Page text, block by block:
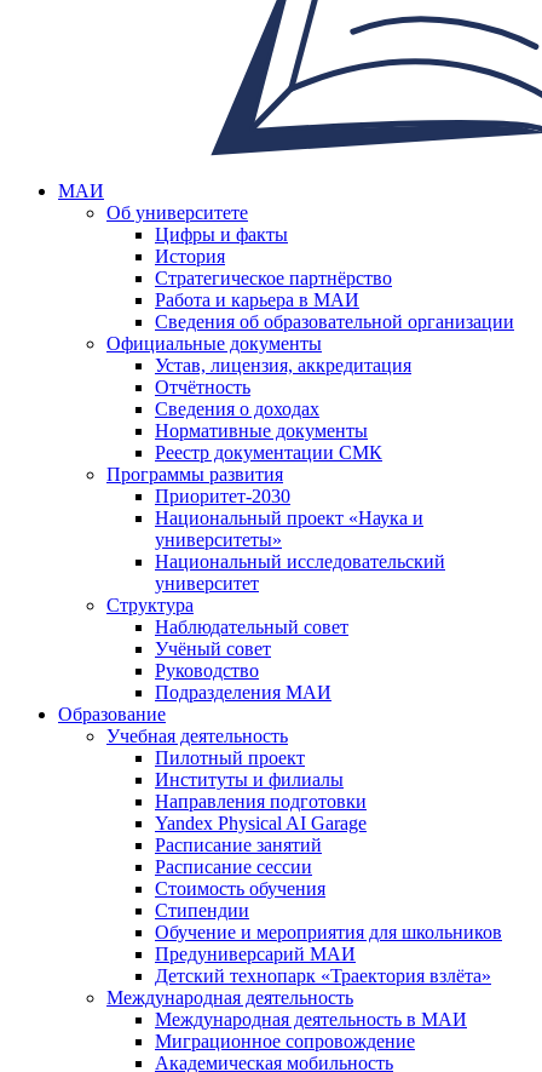
МАИ
Об университете
Цифры и факты
История
Стратегическое партнёрство
Работа и карьера в МАИ
Сведения об образовательной организации
Официальные документы
Устав, лицензия, аккредитация
Отчётность
Сведения о доходах
Нормативные документы
Реестр документации СМК
Программы развития
Приоритет-2030
Национальный проект «Наука и
университеты»
Национальный исследовательский
университет
Структура
Наблюдательный совет
Учёный совет
Руководство
Подразделения МАИ
Образование
Учебная деятельность
Пилотный проект
Институты и филиалы
Направления подготовки
Yandex Physical AI Garage
Расписание занятий
Расписание сессии
Стоимость обучения
Стипендии
Обучение и мероприятия для школьников
Предуниверсарий МАИ
Детский технопарк «Траектория взлёта»
Международная деятельность
Международная деятельность в МАИ
Миграционное сопровождение
Академическая мобильность